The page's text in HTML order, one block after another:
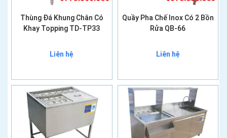
Thùng Đá Khung Chân Có
Khay Topping TD-TP33
Liên hệ
Quầy Pha Chế Inox Có 2 Bồn
Rửa QB-66
Liên hệ